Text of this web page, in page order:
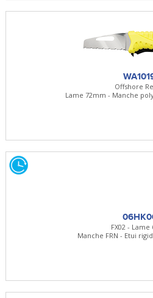
Offshore
Lame 72mm - Manche
FX02 - Lame
Manche FRN - Etui